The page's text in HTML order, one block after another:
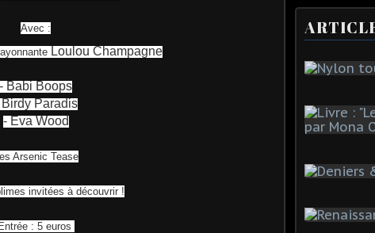
Avec :
Loulou Champagne
- Babi Boops
Birdy Paradis
- Eva Wood
Arsenic Tease
invitées à découvrir !
Entrée : 5 euros